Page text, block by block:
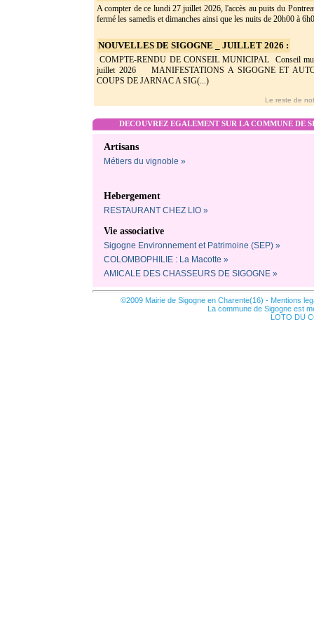
A compter de ce lundi 27 juillet 2026, l'accès au puits du
fermé les samedis et dimanches ainsi que les nuits de 20h00 à
NOUVELLES DE SIGOGNE _ JUILLET 2026 :
COMPTE-RENDU DE CONSEIL MUNICIPAL Conseil
juillet 2026 MANIFESTATIONS A SIGOGNE ET
COUPS DE JARNAC A SIG(...)
Le reste de
DECOUVREZ EGALEMENT SUR LA COMMUNE DE
Artisans
Métiers du vignoble »
Hebergement
RESTAURANT CHEZ LIO »
Vie associative
Sigogne Environnement et Patrimoine (SEP) »
COLOMBOPHILIE : La Macotte »
AMICALE DES CHASSEURS DE SIGOGNE »
©2009 Mairie de Sigogne en Charente(16) - Mentions
La commune de Sigogne est
LOTO DU